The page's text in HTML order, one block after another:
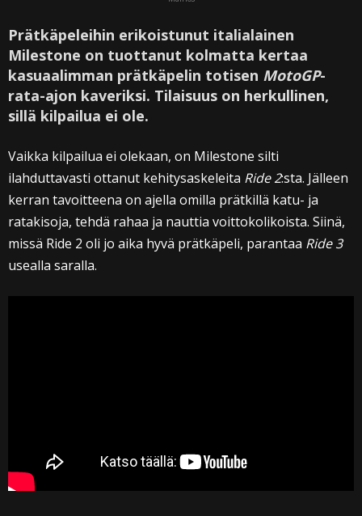
Prätkäpeleihin erikoistunut italialainen
Milestone on tuottanut kolmatta kertaa
kasuaalimman prätkäpelin totisen MotoGP-
rata-ajon kaveriksi. Tilaisuus on herkullinen,
sillä kilpailua ei ole.
Vaikka kilpailua ei olekaan, on Milestone silti
ilahduttavasti ottanut kehitysaskeleita Ride 2:sta. Jälleen
kerran tavoitteena on ajella omilla prätkillä katu- ja
ratakisoja, tehdä rahaa ja nauttia voittokolikoista. Siinä,
missä Ride 2 oli jo aika hyvä prätkäpeli, parantaa Ride 3
usealla saralla.